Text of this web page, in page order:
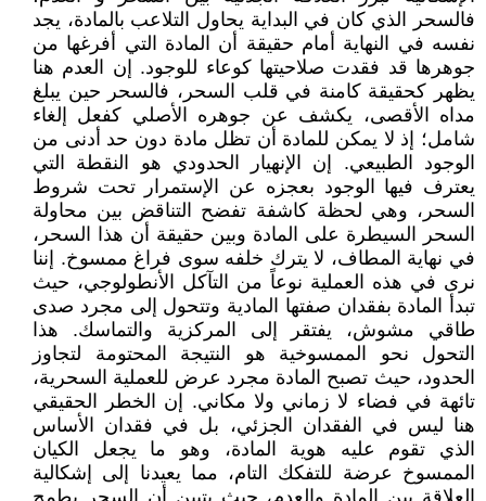
فالسحر الذي كان في البداية يحاول التلاعب بالمادة، يجد
نفسه في النهاية أمام حقيقة أن المادة التي أفرغها من
جوهرها قد فقدت صلاحيتها كوعاء للوجود. إن العدم هنا
يظهر كحقيقة كامنة في قلب السحر، فالسحر حين يبلغ
مداه الأقصى، يكشف عن جوهره الأصلي كفعل إلغاء
شامل؛ إذ لا يمكن للمادة أن تظل مادة دون حد أدنى من
الوجود الطبيعي. إن الإنهيار الحدودي هو النقطة التي
يعترف فيها الوجود بعجزه عن الإستمرار تحت شروط
السحر، وهي لحظة كاشفة تفضح التناقض بين محاولة
السحر السيطرة على المادة وبين حقيقة أن هذا السحر،
في نهاية المطاف، لا يترك خلفه سوى فراغ ممسوخ. إننا
نرى في هذه العملية نوعاً من التآكل الأنطولوجي، حيث
تبدأ المادة بفقدان صفتها المادية وتتحول إلى مجرد صدى
طاقي مشوش، يفتقر إلى المركزية والتماسك. هذا
التحول نحو الممسوخية هو النتيجة المحتومة لتجاوز
الحدود، حيث تصبح المادة مجرد عرض للعملية السحرية،
تائهة في فضاء لا زماني ولا مكاني. إن الخطر الحقيقي
هنا ليس في الفقدان الجزئي، بل في فقدان الأساس
الذي تقوم عليه هوية المادة، وهو ما يجعل الكيان
الممسوخ عرضة للتفكك التام، مما يعيدنا إلى إشكالية